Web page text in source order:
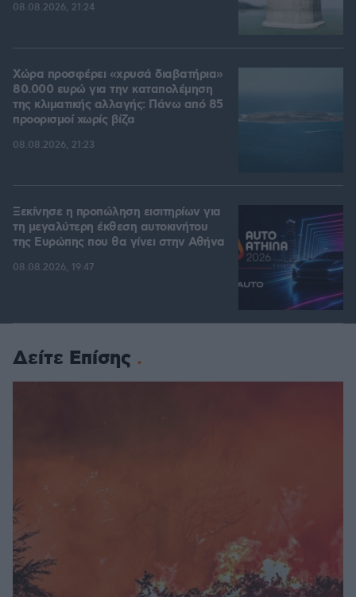
08.08.2026, 21:24
Χώρα προσφέρει «χρυσά διαβατήρια»
80.000 ευρώ για την καταπολέμηση
της κλιματικής αλλαγής: Πάνω από 85
προορισμοί χωρίς βίζα
08.08.2026, 21:23
Ξεκίνησε η προπώληση εισιτηρίων για
τη μεγαλύτερη έκθεση αυτοκινήτου
της Ευρώπης που θα γίνει στην Αθήνα
08.08.2026, 19:47
Δείτε Επίσης